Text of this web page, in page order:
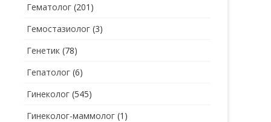
Гематолог (201)
Гемостазиолог (3)
Генетик (78)
Гепатолог (6)
Гинеколог (545)
Гинеколог-маммолог (1)